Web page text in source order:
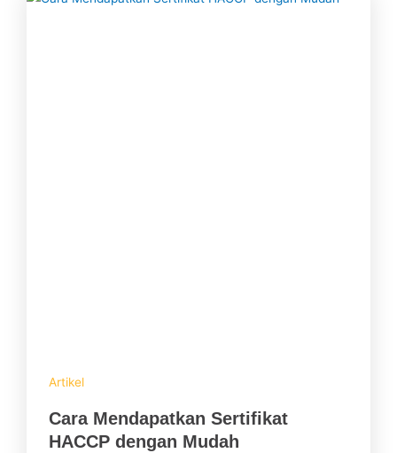
Artikel
Cara Mendapatkan Sertifikat
HACCP dengan Mudah